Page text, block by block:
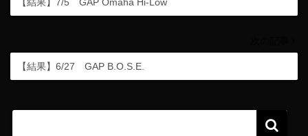
【結果】6/27 GAP B.O.S.E.